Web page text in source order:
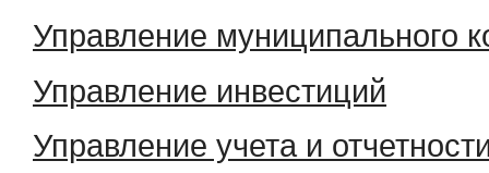
Управление муниципального
Управление инвестиций
Управление учета и